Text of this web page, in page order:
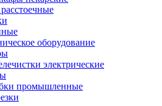
оборудование
электрические
промышленные